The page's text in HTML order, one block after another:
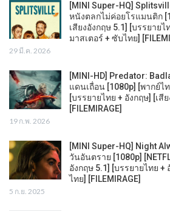
[MINI Super-HQ]
หนังตลกไม่ค่อยโรแมนติก
เสียงอังกฤษ 5.1] [บรรยายไ
มาสเตอร์ + ซับไทย]
29 มี.ค. 2026
[MINI-HD] Predator:
แดนเถื่อน [1080p] [พากย์ไท
[บรรยายไทย + อังกฤษ] [เสี
[FILEMIRAGE]
19 ก.พ. 2026
[MINI Super-HQ] Night
วันอันตราย [1080p]
อังกฤษ 5.1] [บรรยายไทย +
ไทย] [FILEMIRAGE]
5 ก.ย. 2025